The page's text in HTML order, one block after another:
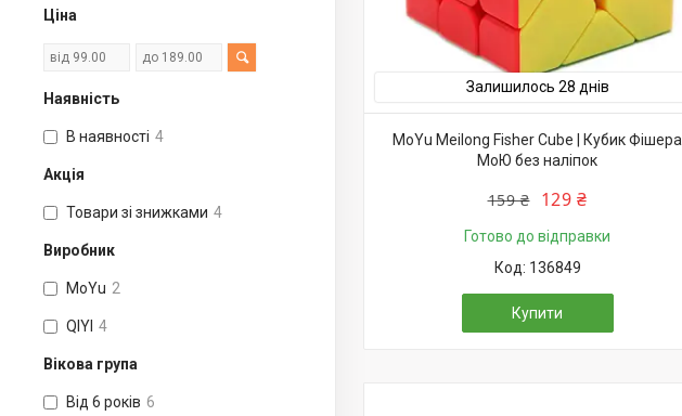
Ціна
Наявність
В наявності 4
Акція
Товари зі знижками 4
Виробник
MoYu 2
QIYI 4
Вікова група
Від 6 років 6
Залишилось 28 днів
MoYu Meilong Fisher Cube | Кубик Фішера
МоЮ без наліпок
159 ₴ 129 ₴
Готово до відправки
136849
Купити